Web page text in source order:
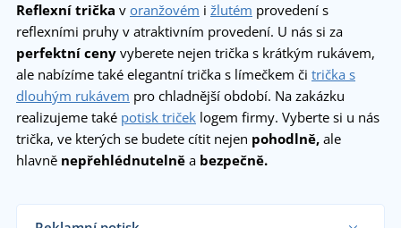
Reflexní trička v oranžovém i žlutém provedení s
reflexními pruhy v atraktivním provedení. U nás si za
perfektní ceny vyberete nejen trička s krátkým rukávem,
ale nabízíme také elegantní trička s límečkem či trička s
dlouhým rukávem pro chladnější období. Na zakázku
realizujeme také potisk triček logem firmy. Vyberte si u nás
trička, ve kterých se budete cítit nejen pohodlně, ale
hlavně nepřehlédnutelně a bezpečně.